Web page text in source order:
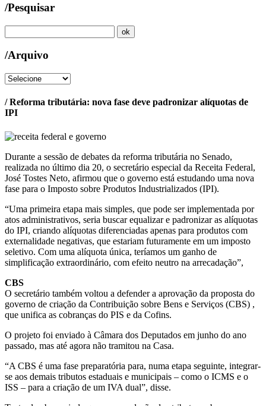
/Pesquisar
/Arquivo
/ Reforma tributária: nova fase deve padronizar alíquotas de
IPI
Durante a sessão de debates da reforma tributária no Senado,
realizada no último dia 20, o secretário especial da Receita Federal,
José Tostes Neto, afirmou que o governo está estudando uma nova
fase para o Imposto sobre Produtos Industrializados (IPI).
“Uma primeira etapa mais simples, que pode ser implementada por
atos administrativos, seria buscar equalizar e padronizar as alíquotas
do IPI, criando alíquotas diferenciadas apenas para produtos com
externalidade negativas, que estariam futuramente em um imposto
seletivo. Com uma alíquota única, teríamos um ganho de
simplificação extraordinário, com efeito neutro na arrecadação”,
CBS
O secretário também voltou a defender a aprovação da proposta do
governo de criação da Contribuição sobre Bens e Serviços (CBS) ,
que unifica as cobranças do PIS e da Cofins.
O projeto foi enviado à Câmara dos Deputados em junho do ano
passado, mas até agora não tramitou na Casa.
“A CBS é uma fase preparatória para, numa etapa seguinte, integrar-
se aos demais tributos estaduais e municipais – como o ICMS e o
ISS – para a criação de um IVA dual”, disse.